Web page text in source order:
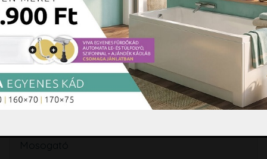
Szaniterek
WC tartály
Csaptelep
Zuhanyszett, zuhanyrendszer
Zuhanypanel, masszázspanel
Mosogató